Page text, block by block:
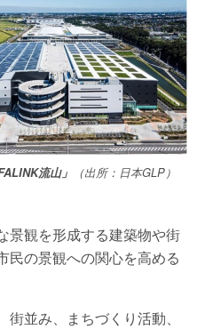
流山」 （出所：日本GLP）
景観を形成する建築物や街
民の景観への関心を高める
並み、まちづくり活動、